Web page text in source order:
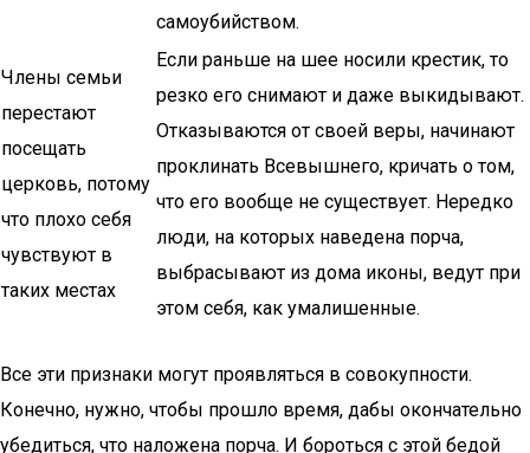
самоубийством.
Члены семьи
перестают
посещать
церковь, потому
что плохо себя
чувствуют в
таких местах
Если раньше на шее носили крестик, то
резко его снимают и даже выкидывают.
Отказываются от своей веры, начинают
проклинать Всевышнего, кричать о том,
что его вообще не существует. Нередко
люди, на которых наведена порча,
выбрасывают из дома иконы, ведут при
этом себя, как умалишенные.
Все эти признаки могут проявляться в совокупности.
Конечно, нужно, чтобы прошло время, дабы окончательно
убедиться, что наложена порча. И бороться с этой бедой